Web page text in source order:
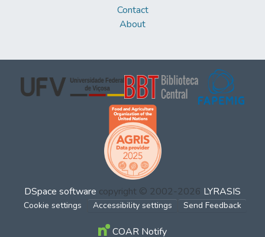
Contact
About
DSpace software copyright © 2002-2026 LYRASIS
Cookie settings Accessibility settings Send Feedback
COAR Notify